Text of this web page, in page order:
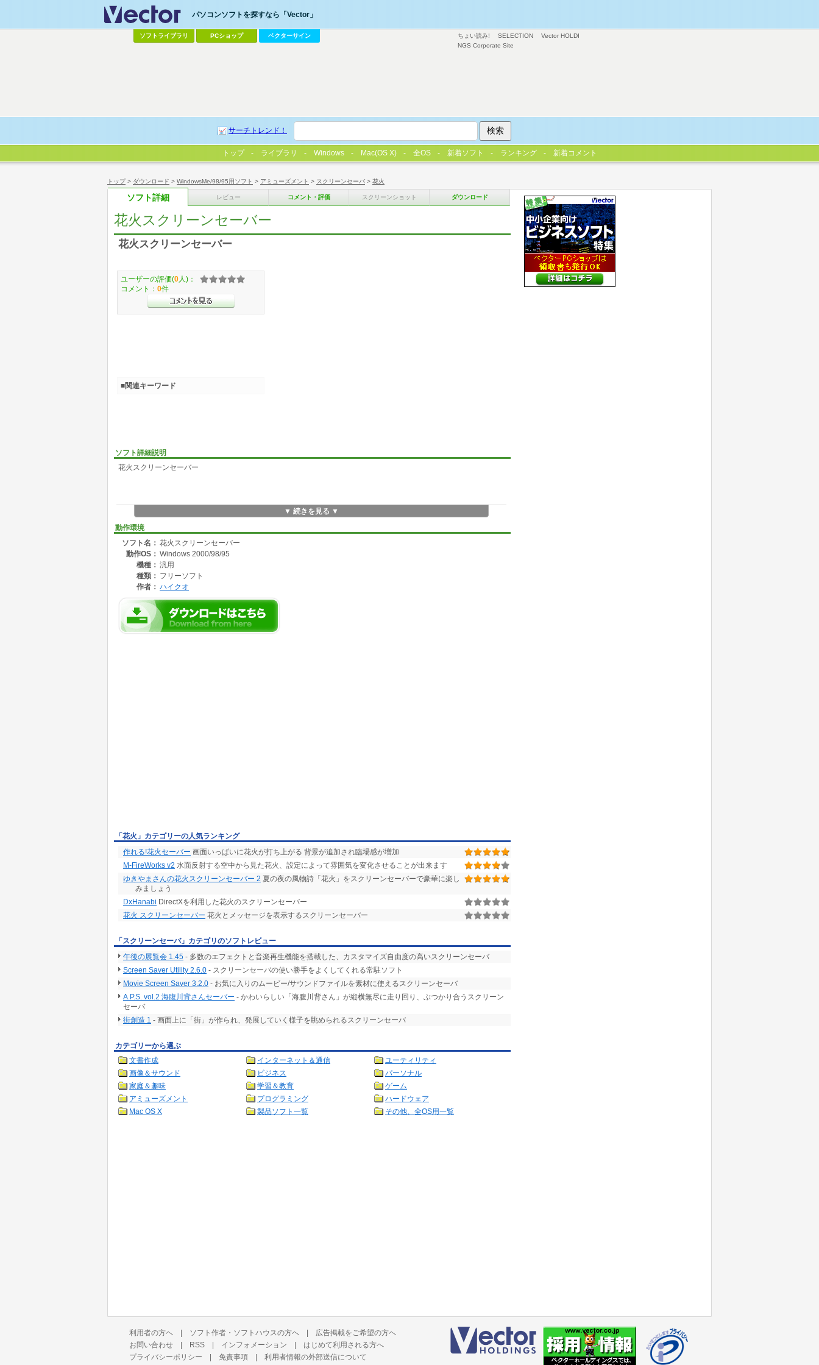
トップ> ダウンロード > WindowsMe/98/95用ソフト > アミューズメント > スクリーンセーバ > 花火
ソフト詳細 レビュー コメント・評価 スクリーンショット ダウンロード
花火スクリーンセーバー
花火スクリーンセーバー
ソフト詳細説明
花火スクリーンセーバー
▼ 続きを見る ▼
動作環境
ソフト名： 花火スクリーンセーバー
動作OS： Windows 2000/98/95
機種： 汎用
種類： フリーソフト
作者： ハイクオ
ユーザーの評価(0 人)：
コメント： 0件
■関連キーワード
「花火」カテゴリーの人気ランキング
作れる!花火セーバー 画面いっぱいに花火が打ち上がる 背景が追加され臨場感が増加
M-FireWorks v2 水面反射する空中から見た花火、設定によって雰囲気を変化させることが出来ます
ゆきやまさんの花火スクリーンセーバー 2 夏の夜の風物詩「花火」をスクリーンセーバーで豪華に楽し
みましょう
DxHanabi DirectXを利用した花火のスクリーンセーバー
花火 スクリーンセーバー 花火とメッセージを表示するスクリーンセーバー
「スクリーンセーバ」カテゴリのソフトレビュー
午後の展覧会 1.45 - 多数のエフェクトと音楽再生機能を搭載した、カスタマイズ自由度の高いスクリーンセーバ
Screen Saver Utility 2.6.0 - スクリーンセーバの使い勝手をよくしてくれる常駐ソフト
Movie Screen Saver 3.2.0 - お気に入りのムービー/サウンドファイルを素材に使えるスクリーンセーバ
A.P.S. vol.2 海腹川背さんセーバー - かわいらしい「海腹川背さん」が縦横無尽に走り回り、ぶつかり合うスクリーン
セーバ
街創造 1 - 画面上に「街」が作られ、発展していく様子を眺められるスクリーンセーバ
カテゴリーから選ぶ
文書作成
インターネット＆通信
ユーティリティ
画像＆サウンド
ビジネス
パーソナル
家庭＆趣味
学習＆教育
ゲーム
アミューズメント
プログラミング
ハードウェア
Mac OS X
製品ソフト一覧 その他、全OS用一覧
ちょい読み! SELECTION
Vector HOLDI
NGS Corporate Site
パソコンソフトを探すなら「Vector」
ソフトライブラリ PCショップ ベクターサイン
サーチトレンド！
トップ ライブラリ Windows Mac(OS X) 全OS 新着ソフト ランキング 新着コメント
利用者の方へ | ソフト作者・ソフトハウスの方へ | 広告掲載をご希望の方へ
お問い合わせ | RSS | インフォメーション | はじめて利用される方へ
プライバシーポリシー | 免責事項 | 利用者情報の外部送信について